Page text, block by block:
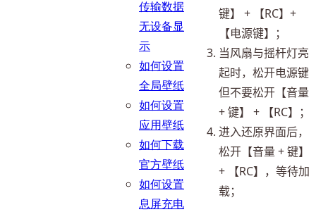
传输数据
无设备显
示
如何设置
全局壁纸
如何设置
应用壁纸
如何下载
官方壁纸
如何设置
息屏充电
键】 + 【RC】+
【电源键】；
当风扇与摇杆灯亮
起时，松开电源键
但不要松开【音量
+ 键】 + 【RC】；
进入还原界面后，
松开【音量 + 键】
+ 【RC】，等待加
载；